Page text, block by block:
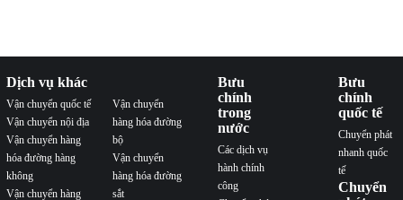
Dịch vụ khác
Vận chuyển quốc tế
Vận chuyển nội địa
Vận chuyển hàng
hóa đường hàng
không
Vận chuyển hàng
Vận chuyển
hàng hóa đường
bộ
Vận chuyển
hàng hóa đường
sắt
Bưu
chính
trong
nước
Các dịch vụ
hành chính
công
Bưu
chính
quốc tế
Chuyển phát
nhanh quốc
tế
Chuyển